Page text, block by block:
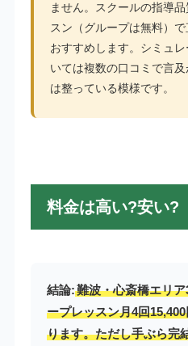
ません。スクールの指導
スン（グループは無料）
おすすめします。シミュ
いては複数の口コミで言
は整っている模様です。
料金は高い?安い?
結論:難波・心斎橋エリ
ープレッスン月4回
ります。ただし手ぶら完